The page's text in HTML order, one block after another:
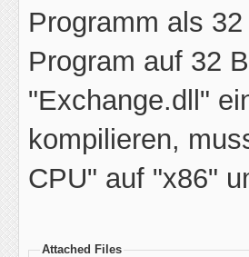
Programm als
Program auf 32
"Exchange.dll"
kompilieren,
CPU" auf "x86"
Attached Files